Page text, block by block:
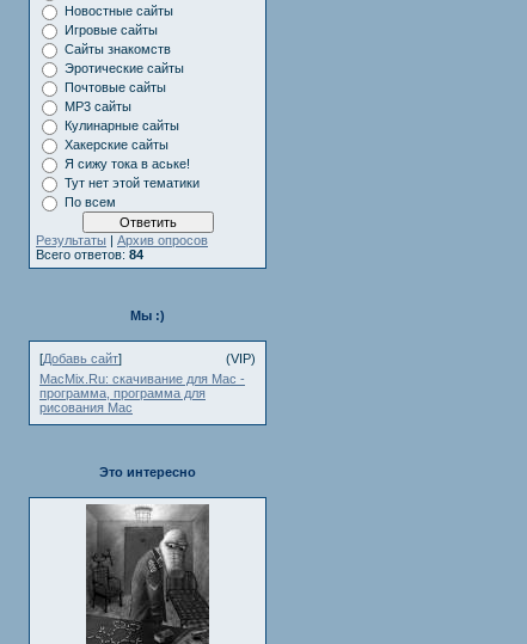
Новостные сайты
Игровые сайты
Сайты знакомств
Эротические сайты
Почтовые сайты
MP3 сайты
Кулинарные сайты
Хакерские сайты
Я сижу тока в аське!
Тут нет этой тематики
По всем
Результаты | Архив опросов
Всего ответов: 84
Мы :)
[Добавь сайт]
(VIP)
MacMix.Ru: скачивание для Mac -
программа, программа для
рисования Mac
Это интересно